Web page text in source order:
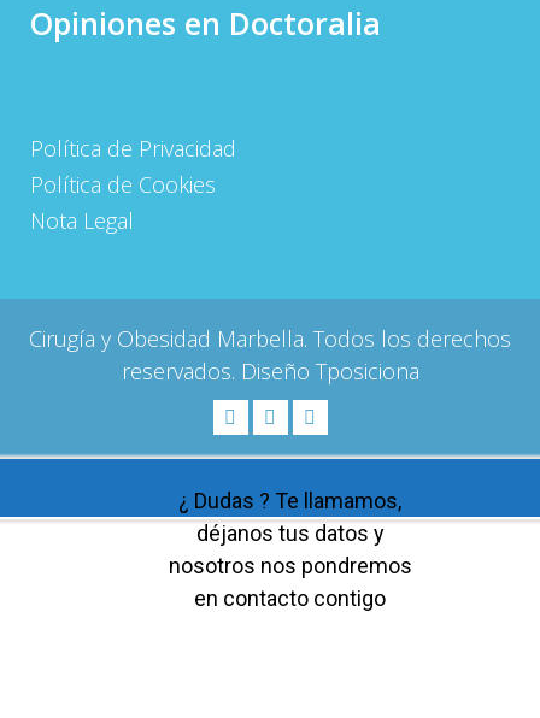
Opiniones en Doctoralia
Política de Privacidad
Política de Cookies
Nota Legal
Cirugía y Obesidad Marbella. Todos los derechos
reservados. Diseño Tposiciona
¿ Dudas ? Te llamamos,
déjanos tus datos y
nosotros nos pondremos
en contacto contigo